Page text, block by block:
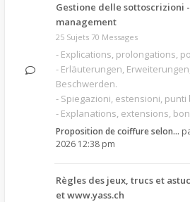
Gestione delle sottoscrizioni
management
25 Sujets 70 Messages
- Explications, prolongations,
- Erläuterungen,
Beschwerden.
- Spiegazioni, estensioni, punti
- Explanations, extensions,
Proposition de coiffure selon…
2026 12:38 pm
Règles des jeux, trucs et
et www.yass.ch